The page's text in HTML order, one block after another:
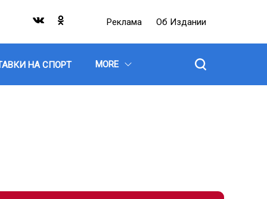
Реклама Об Издании
НА СПОРТ MORE